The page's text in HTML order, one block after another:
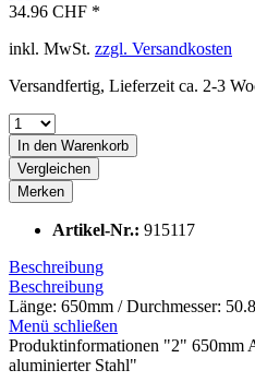
34.96 CHF *
inkl. MwSt. zzgl. Versandkosten
Versandfertig, Lieferzeit ca. 2-3
In den Warenkorb
Vergleichen
Merken
Artikel-Nr.: 915117
Beschreibung
Beschreibung
Länge: 650mm / Durchmesser:
Menü schließen
Produktinformationen "2" 650mm
aluminierter Stahl"